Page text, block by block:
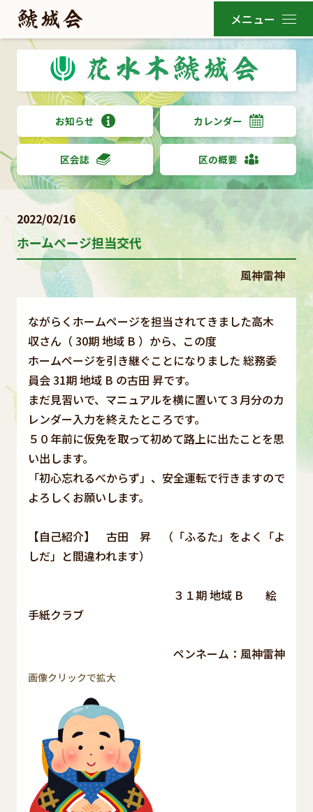
お知らせ カレンダー
区会誌 区の概要
2022/02/16
ホームページ担当交代
風神雷神
ながらくホームページを担当されてきました高木
収さん（ 30期 地域 B ）から、この度
ホームページを引き継ぐことになりました 総務委
員会 31期 地域 B の古田 昇です。
まだ見習いで、マニュアルを横に置いて３月分のカ
レンダー入力を終えたところです。
５０年前に仮免を取って初めて路上に出たことを思
い出します。
「初心忘れるべからず」、安全運転で行きますので
よろしくお願いします。
【自己紹介】 古田 昇 （「ふるた」をよく「よ
しだ」と間違われます）
３１期 地域 B 絵
手紙クラブ
ペンネーム：風神雷神
画像クリックで拡大